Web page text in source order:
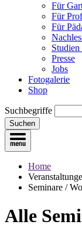
Für
Für
Für
Presse
Jobs
Fotogalerie
Shop
Suchbegriffe
Suchen
Home
Seminare /
Alle